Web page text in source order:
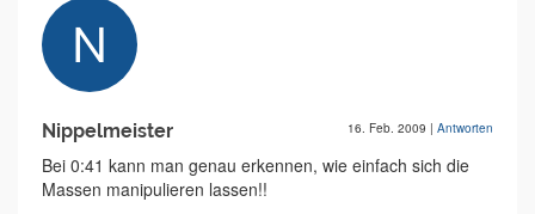
Nippelmeister 16. Feb. 2009 | Antworten
Bei 0:41 kann man genau erkennen, wie einfach sich die
Massen manipulieren lassen!!